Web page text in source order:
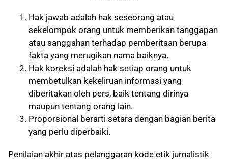
Hak jawab adalah hak seseorang atau
sekelompok orang untuk memberikan tanggapan
atau sanggahan terhadap pemberitaan berupa
fakta yang merugikan nama baiknya.
Hak koreksi adalah hak setiap orang untuk
membetulkan kekeliruan informasi yang
diberitakan oleh pers, baik tentang dirinya
maupun tentang orang lain.
Proporsional berarti setara dengan bagian berita
yang perlu diperbaiki.
Penilaian akhir atas pelanggaran kode etik jurnalistik